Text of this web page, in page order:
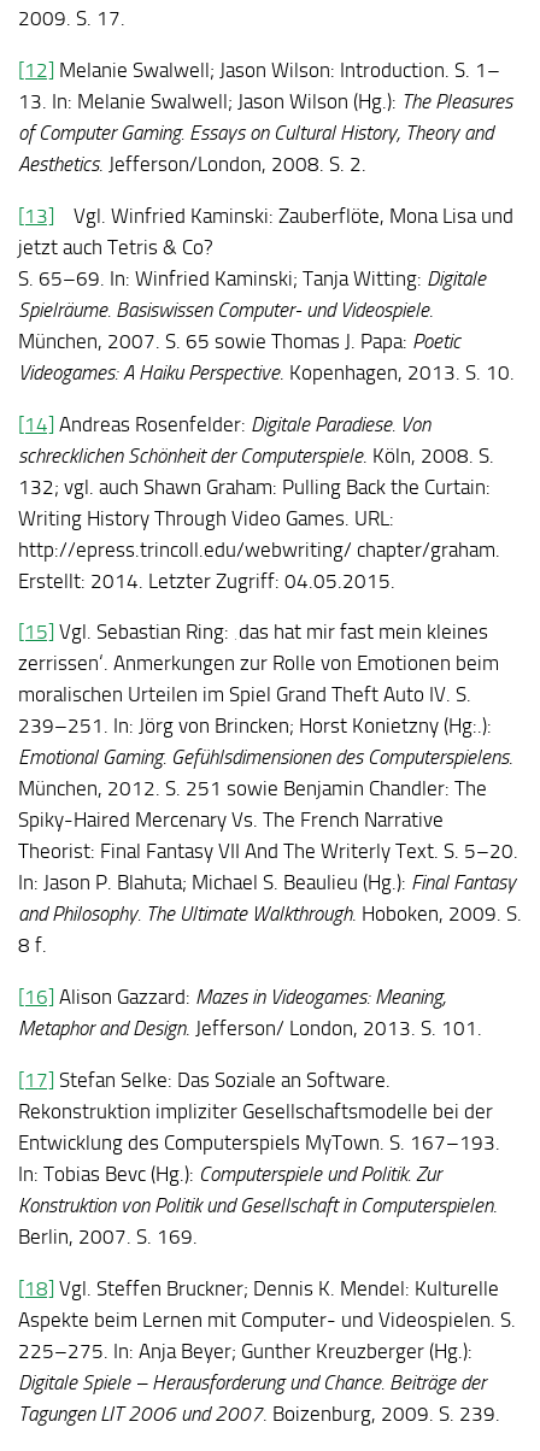
2009. S. 17.
[12] Melanie Swalwell; Jason Wilson: Introduction. S. 1–
13. In: Melanie Swalwell; Jason Wilson (Hg.): The Pleasures
of Computer Gaming. Essays on Cultural History, Theory and
Aesthetics. Jefferson/London, 2008. S. 2.
[13] Vgl. Winfried Kaminski: Zauberflöte, Mona Lisa und
jetzt auch Tetris & Co?
S. 65–69. In: Winfried Kaminski; Tanja Witting: Digitale
Spielräume. Basiswissen Computer- und Videospiele.
München, 2007. S. 65 sowie Thomas J. Papa: Poetic
Videogames: A Haiku Perspective. Kopenhagen, 2013. S. 10.
[14] Andreas Rosenfelder: Digitale Paradiese. Von
schrecklichen Schönheit der Computerspiele. Köln, 2008. S.
132; vgl. auch Shawn Graham: Pulling Back the Curtain:
Writing History Through Video Games. URL:
http://epress.trincoll.edu/web­wri­ting/ chapter/graham.
Erstellt: 2014. Letzter Zugriff: 04.05.2015.
[15] Vgl. Sebastian Ring: ‚das hat mir fast mein kleines
zerrissen‘. Anmerkungen zur Rolle von Emotionen beim
moralischen Urteilen im Spiel Grand Theft Auto IV. S.
239–251. In: Jörg von Brincken; Horst Konietzny (Hg:.):
Emotional Gaming. Gefühls­dimensionen des Computerspielens.
München, 2012. S. 251 sowie Benjamin Chandler: The
Spiky-Haired Mercenary Vs. The French Narrative
Theorist: Final Fantasy VII And The Writerly Text. S. 5–20.
In: Jason P. Blahuta; Michael S. Beaulieu (Hg.): Final Fantasy
and Philosophy. The Ultimate Walkthrough. Hoboken, 2009. S.
8 f.
[16] Alison Gazzard: Mazes in Videogames: Meaning,
Metaphor and Design. Jefferson/ London, 2013. S. 101.
[17] Stefan Selke: Das Soziale an Software.
Rekonstruktion impliziter Gesellschaftsmodelle bei der
Entwicklung des Computerspiels MyTown. S. 167–193.
In: Tobias Bevc (Hg.): Computerspiele und Politik. Zur
Konstruktion von Politik und Gesellschaft in Computerspielen.
Berlin, 2007. S. 169.
[18] Vgl. Steffen Bruckner; Dennis K. Mendel: Kulturelle
Aspekte beim Lernen mit Computer- und Videospielen. S.
225–275. In: Anja Beyer; Gunther Kreuzberger (Hg.):
Digitale Spiele – Herausforderung und Chance. Beiträge der
Tagungen LIT 2006 und 2007. Boizenburg, 2009. S. 239.